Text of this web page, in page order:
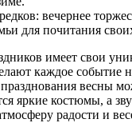
вечернее
для почитания
имеет свои
каждое событие
весны
яркие костюмы, а
радости и